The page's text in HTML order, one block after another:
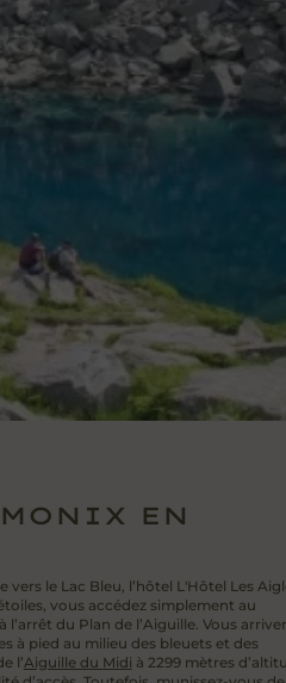
EN
le Lac Bleu, l’hôtel L'Hôtel Les
vous accédez simplement au
l’arrêt du Plan de l’Aiguille. Vous
à pied au milieu des bleuets et des
l’Aiguille du Midi à 2299 mètres